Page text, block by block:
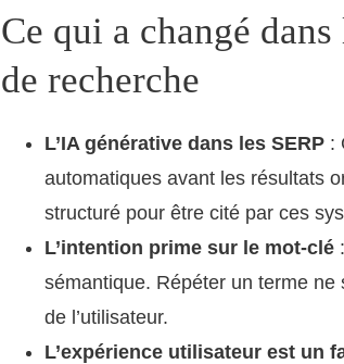
Ce qui a changé
de recherche
L’IA générative dans les SERP :
automatiques avant les résultats
structuré pour être cité par ces
L’intention prime sur le mot-clé
sémantique. Répéter un terme
de l’utilisateur.
L’expérience utilisateur est un